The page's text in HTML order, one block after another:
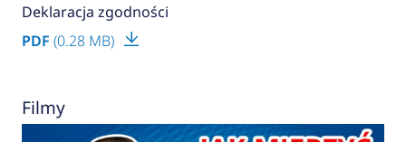
Deklaracja zgodności
PDF (0.28 MB)
Filmy